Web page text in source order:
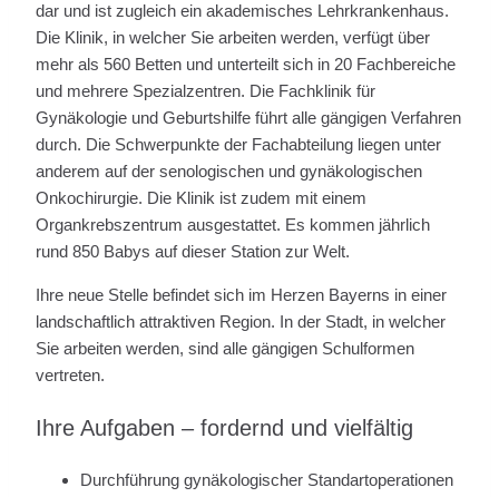
dar und ist zugleich ein akademisches Lehrkrankenhaus.
Die Klinik, in welcher Sie arbeiten werden, verfügt über
mehr als 560 Betten und unterteilt sich in 20 Fachbereiche
und mehrere Spezialzentren. Die Fachklinik für
Gynäkologie und Geburtshilfe führt alle gängigen Verfahren
durch. Die Schwerpunkte der Fachabteilung liegen unter
anderem auf der senologischen und gynäkologischen
Onkochirurgie. Die Klinik ist zudem mit einem
Organkrebszentrum ausgestattet. Es kommen jährlich
rund 850 Babys auf dieser Station zur Welt.
Ihre neue Stelle befindet sich im Herzen Bayerns in einer
landschaftlich attraktiven Region. In der Stadt, in welcher
Sie arbeiten werden, sind alle gängigen Schulformen
vertreten.
Ihre Aufgaben – fordernd und vielfältig
Durchführung gynäkologischer Standartoperationen